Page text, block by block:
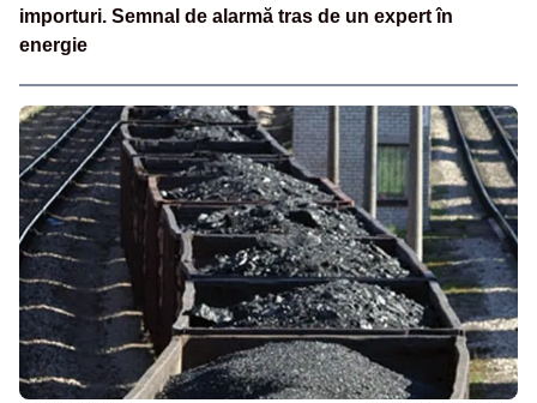
importuri. Semnal de alarmă tras de un expert în
energie